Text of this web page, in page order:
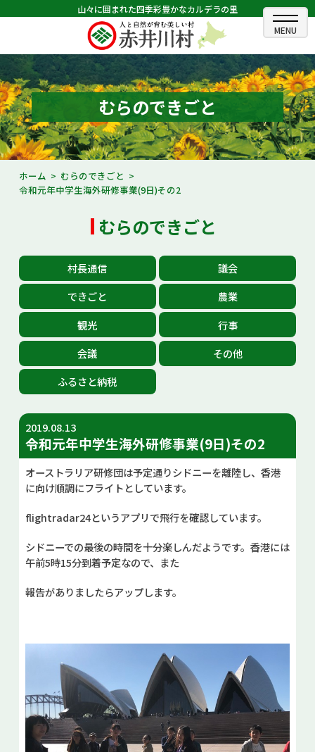
山々に囲まれた四季彩豊かなカルデラの里
ホーム
むらのできごと
むらのプロフィール
くらしの情報
村長室
観光・イベント情報
あかいがわ広報
お問い合せ
Select Language▼
むらのできごと
ホーム
むらのできごと
令和元年中学生海外研修事業(9日)その2
むらのできごと
村長通信
議会
できごと
農業
観光
行事
会議
その他
ふるさと納税
2019.08.13
令和元年中学生海外研修事業(9日)その2
オーストラリア研修団は予定通りシドニーを離陸し、香港
に向け順調にフライトとしています。
flightradar24というアプリで飛行を確認しています。
シドニーでの最後の時間を十分楽しんだようです。香港には
午前5時15分到着予定なので、また
報告がありましたらアップします。